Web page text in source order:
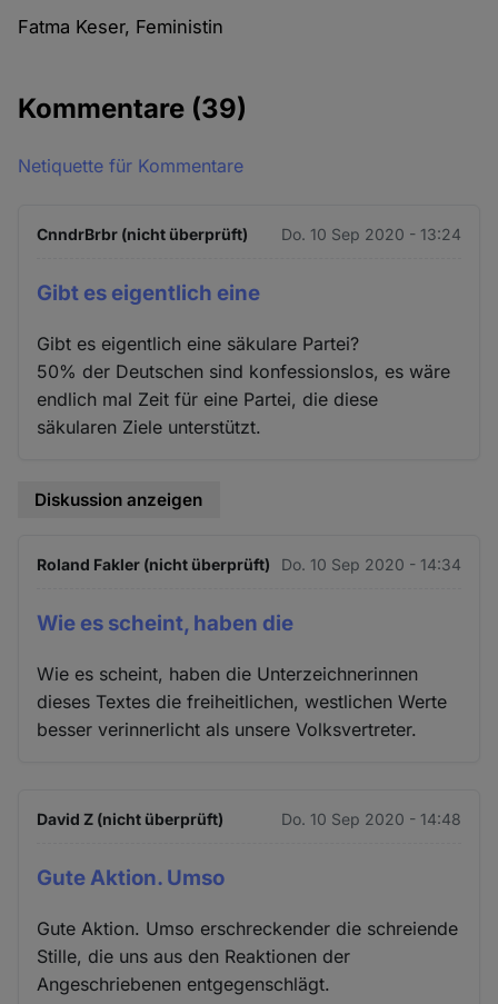
Fatma Keser, Feministin
Kommentare (39)
Netiquette für Kommentare
CnndrBrbr (nicht überprüft) Do. 10 Sep 2020 - 13:24
Gibt es eigentlich eine
Gibt es eigentlich eine säkulare Partei?
50% der Deutschen sind konfessionslos, es wäre
endlich mal Zeit für eine Partei, die diese
säkularen Ziele unterstützt.
Diskussion anzeigen
Roland Fakler (nicht überprüft) Do. 10 Sep 2020 - 14:34
Wie es scheint, haben die
Wie es scheint, haben die Unterzeichnerinnen
dieses Textes die freiheitlichen, westlichen Werte
besser verinnerlicht als unsere Volksvertreter.
David Z (nicht überprüft) Do. 10 Sep 2020 - 14:48
Gute Aktion. Umso
Gute Aktion. Umso erschreckender die schreiende
Stille, die uns aus den Reaktionen der
Angeschriebenen entgegenschlägt.